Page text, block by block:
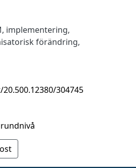
, implementering,
förändring,
304745